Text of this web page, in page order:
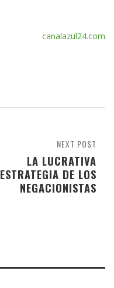
canalazul24.com
NEXT POST
LA LUCRATIVA
ESTRATEGIA DE LOS
NEGACIONISTAS